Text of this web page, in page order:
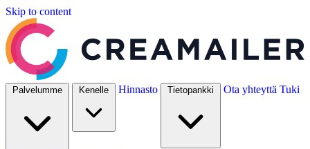
Skip to content
Palvelumme Kenelle Hinnasto Tietopankki Ota yhteyttä Tuki